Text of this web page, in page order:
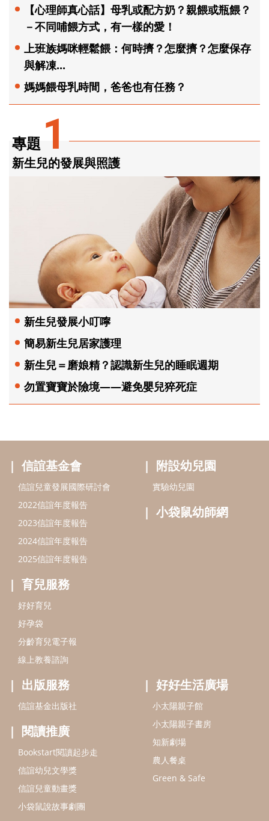
專題 1
新生兒的發展與照護
新生兒發展小叮嚀
簡易新生兒居家護理
新生兒＝磨娘精？認識新生兒的睡眠週期
勿置寶寶於險境——避免嬰兒猝死症
【心理師真心話】母乳或配方奶？親餵或瓶餵？
－不同哺餵方式，有一樣的愛！
上班族媽咪輕鬆餵：何時擠？怎麼擠？怎麼保存
與解凍...
媽媽餵母乳時間，爸爸也有任務？
信誼基金會
信誼兒童發展國際研討會
2022信誼年度報告
2023信誼年度報告
2024信誼年度報告
2025信誼年度報告
育兒服務
好好育兒
好孕袋
分齡育兒電子報
線上教養諮詢
附設幼兒園
實驗幼兒園
小袋鼠幼師網
出版服務
信誼基金出版社
閱讀推廣
Bookstart閱讀起步走
信誼幼兒文學獎
信誼兒童動畫獎
小袋鼠說故事劇團
好好生活廣場
小太陽親子館
小太陽親子書房
知新劇場
農人餐桌
Green & Safe